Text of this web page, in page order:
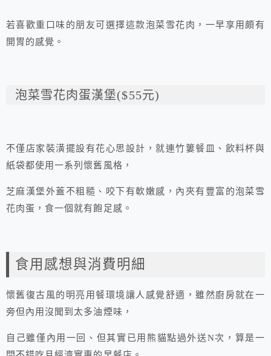
若喜歡重口味的朋友可選擇這款泡菜雪花肉，一早享用頗有
開胃的感覺。
泡菜雪花肉蛋漢堡($55元)
不僅店家裝潢擺設有花心思設計，就連竹簍餐皿、飲料杯與
紙袋都使用一系列懷舊風格，
芝麻漢堡外蓋不粗糙、咬下有軟嫩感，內夾有豐富的泡菜雪
花肉蛋，食一個就有飽足感。
食用感想與消費明細
懷舊復古風的明亮用餐環境讓人感覺舒適，雖然廚房就在一
旁但內用沒聞到太多油煙味，
自己雖僅內用一回、但其實已用熊貓點過外送N次，算是一